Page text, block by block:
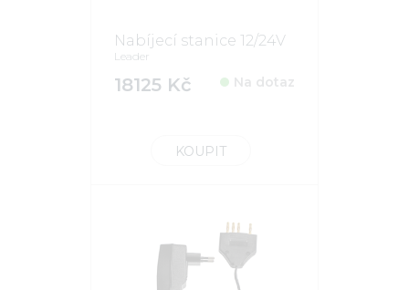
Nabíjecí stanice 12/24V
Leader
18125 Kč Na dotaz
KOUPIT